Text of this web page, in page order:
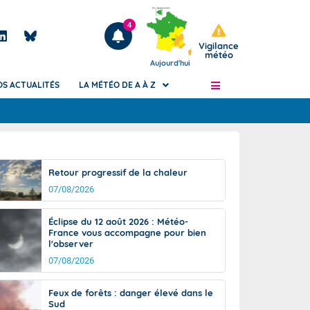
Articles
4
Aujourd'hui
Vigilance
météo
de
Phénomènes dangereux de J+2 à J+7
Avertissement pluies intenses à l'échelle
des communes (Apic)
Bulletins Marine
Bulletins d'estimation du risque
d'avalanche
Météo des forêts
Vigicrues
ACTUALITÉS LA MÉTÉO DE A À Z
Retour progressif de la chaleur
07/08/2026
Éclipse du 12 août 2026 : Météo-
France vous accompagne pour bien
l'observer
07/08/2026
Feux de forêts : danger élevé dans le
Sud